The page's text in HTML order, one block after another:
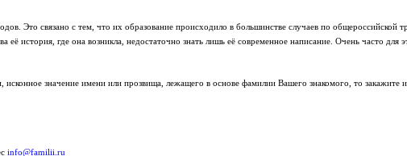
Это связано с тем, что их образование происходило в большинстве случаев по общероссийской
история, где она возникла, недостаточно знать лишь её современное написание. Очень часто для
значение имени или прозвища, лежащего в основе фамилии Вашего знакомого, то
info@familii.ru